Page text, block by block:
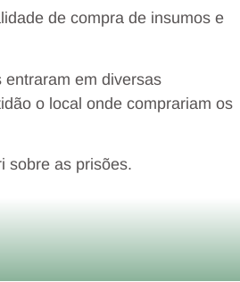
de compra de insumos e
em diversas
o local onde comprariam os
sobre as prisões.